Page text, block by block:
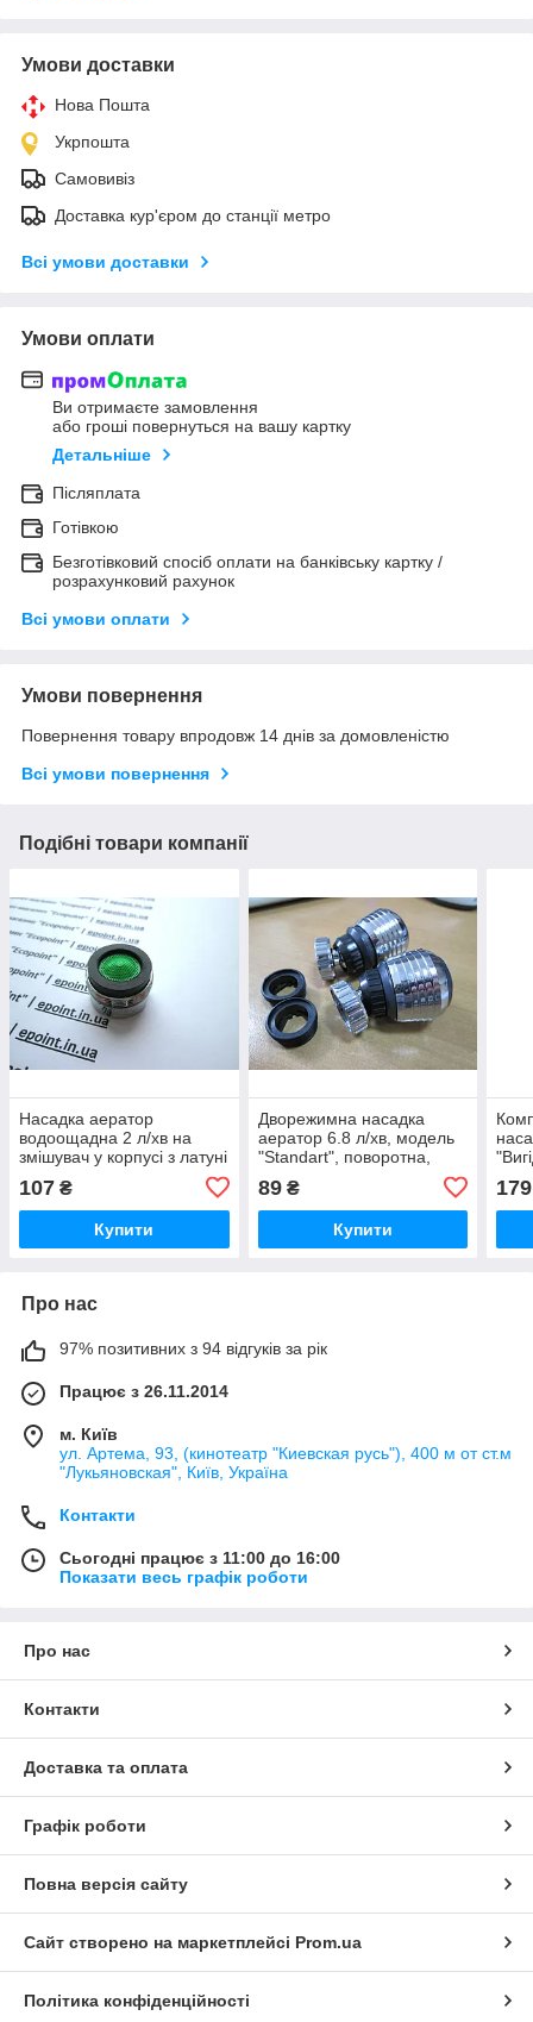
Умови доставки
Нова Пошта
Укрпошта
Самовивіз
Доставка кур'єром до станції метро
Всі умови доставки
Умови оплати
Ви отримаєте замовлення
або гроші повернуться на вашу картку
Детальніше
Післяплата
Готівкою
Безготівковий спосіб оплати на банківську картку /
розрахунковий рахунок
Всі умови оплати
Умови повернення
Повернення товару впродовж 14 днів за домовленістю
Всі умови повернення
Подібні товари компанії
Насадка аератор
водоощадна 2 л/хв на
змішувач у корпусі з латуні
економія до 84%
107 ₴
Купити
Дворежимна насадка
аератор 6.8 л/хв, модель
"Standart", поворотна,
Економія 43%
89₴
Купити
179
Про нас
97% позитивних з 94 відгуків за рік
Працює з 26.11.2014
м. Київ
ул. Артема, 93, (кинотеатр "Киевская русь"), 400 м от ст.м
"Лукьяновская", Київ, Україна
Контакти
Сьогодні працює з 11:00 до 16:00
Показати весь графік роботи
Про нас
Контакти
Доставка та оплата
Графік роботи
Повна версія сайту
Сайт створено на маркетплейсі Prom.ua
Політика конфіденційності